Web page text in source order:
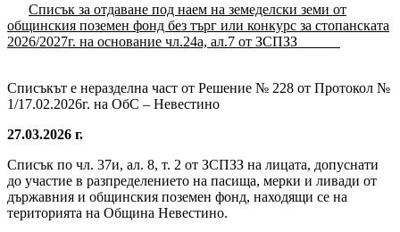
Списък за отдаване под наем на земеделски земи от
общинския поземен фонд без търг или конкурс за стопанската
2026/2027г. на основание чл.24а, ал.7 от ЗСПЗЗ
Списъкът е неразделна част от Рeшeниe № 228 от Протокол №
1/17.02.2026г. на ОбС – Невестино
27.03.2026 г.
Списък по чл. 37и, ал. 8, т. 2 от ЗСПЗЗ на лицата, допуснати
до участие в разпределението на пасища, мерки и ливади от
държавния и общинския поземен фонд, находящи се на
територията на Община Невестино.